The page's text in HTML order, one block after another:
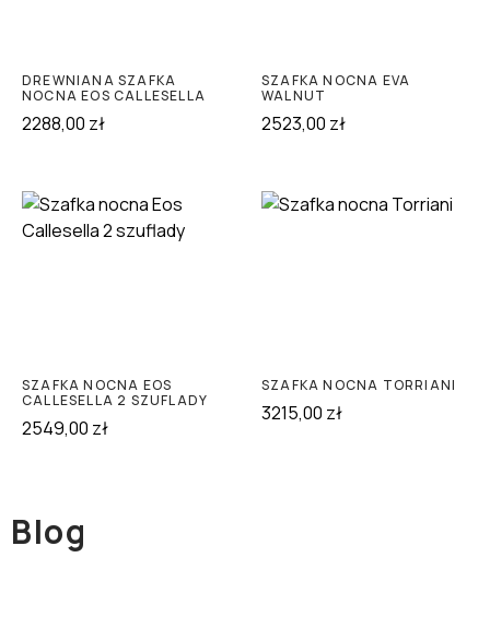
DREWNIANA SZAFKA
NOCNA EOS CALLESELLA
2288,00 zł
SZAFKA NOCNA EVA
WALNUT
2523,00 zł
SZAFKA NOCNA EOS
CALLESELLA 2 SZUFLADY
2549,00 zł
SZAFKA NOCNA TORRIANI
3215,00 zł
Blog